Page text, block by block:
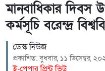
মানবাধিকার দিবস
কর্মসূচি বরেন্দ্র
ডেস্ক নিউজ
প্রকাশিত: বুধবার, ১১ ডিসেম্বর,